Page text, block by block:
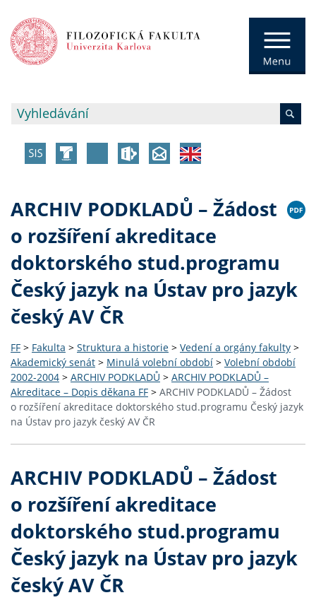
ARCHIV PODKLADŮ – Žádost
o rozšíření akreditace
doktorského stud.programu
Český jazyk na Ústav pro jazyk
český AV ČR
FF > Fakulta > Struktura a historie > Vedení a orgány fakulty >
Akademický senát > Minulá volební období > Volební období
2002-2004 > ARCHIV PODKLADŮ > ARCHIV PODKLADŮ –
Akreditace – Dopis děkana FF > ARCHIV PODKLADŮ – Žádost
o rozšíření akreditace doktorského stud.programu Český jazyk
na Ústav pro jazyk český AV ČR
ARCHIV PODKLADŮ – Žádost
o rozšíření akreditace
doktorského stud.programu
Český jazyk na Ústav pro jazyk
český AV ČR